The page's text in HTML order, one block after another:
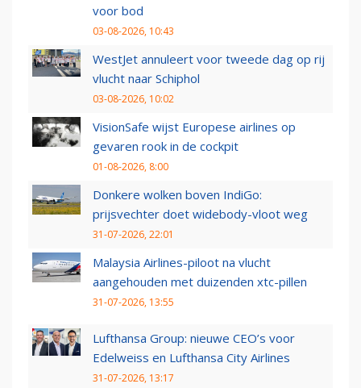
voor bod
03-08-2026, 10:43
WestJet annuleert voor tweede dag op rij
vlucht naar Schiphol
03-08-2026, 10:02
VisionSafe wijst Europese airlines op
gevaren rook in de cockpit
01-08-2026, 8:00
Donkere wolken boven IndiGo:
prijsvechter doet widebody-vloot weg
31-07-2026, 22:01
Malaysia Airlines-piloot na vlucht
aangehouden met duizenden xtc-pillen
31-07-2026, 13:55
Lufthansa Group: nieuwe CEO’s voor
Edelweiss en Lufthansa City Airlines
31-07-2026, 13:17